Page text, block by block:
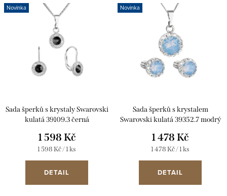
n
u
Abecedně
ý
o
Novinka
Sada šperků s krystaly Swarovski
kulatá 39109.3 černá
1 598 Kč
Měrná
cena:
1 598 Kč / 1 ks
DETAIL
Novinka
Sada šperků s krystalem
Swarovski kulatá 39352.7 modrý
1 478 Kč
Měrná
cena:
1 478 Kč / 1 ks
DETAIL